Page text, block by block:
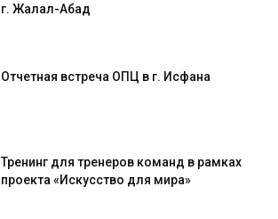
г. Жалал-Абад
Отчетная встреча ОПЦ в г. Исфана
Тренинг для тренеров команд в рамках
проекта «Искусство для мира»